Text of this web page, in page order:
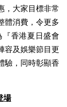
，大家目標非常
體消費，令更多
香港夏日盛會
容及娛樂節目更
驗，同時彰顯香
場